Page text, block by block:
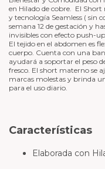
en Hilado de cobre. El
y tecnología Seamless ( sin
semana 12 de gestación y
invisibles con efecto push-
El tejido en el abdomen es
cuerpo. Cuenta con una
ayudará a soportar el peso
fresco. El short materno se
marcas molestas y brinda
para el uso diario.
Características
Elaborada con